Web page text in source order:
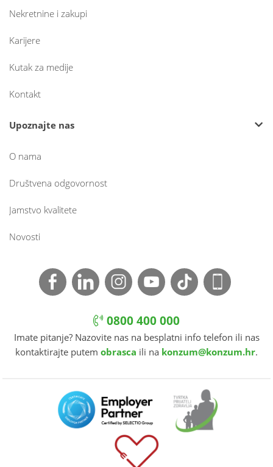
Nekretnine i zakupi
Karijere
Kutak za medije
Kontakt
Upoznajte nas
O nama
Društvena odgovornost
Jamstvo kvalitete
Novosti
0800 400 000
Imate pitanje? Nazovite nas na besplatni info telefon ili nas
kontaktirajte putem obrasca ili na konzum@konzum.hr.